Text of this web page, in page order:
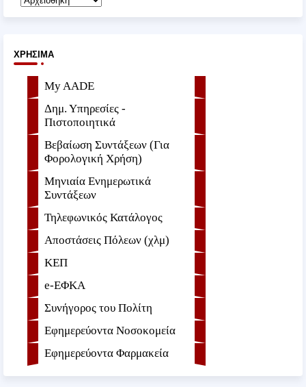
ΧΡΉΣΙΜΑ
My AADE
Δημ. Υπηρεσίες -
Πιστοποιητικά
Βεβαίωση Συντάξεων (Για
Φορολογική Χρήση)
Μηνιαία Ενημερωτικά
Συντάξεων
Τηλεφωνικός Κατάλογος
Αποστάσεις Πόλεων (χλμ)
ΚΕΠ
e-ΕΦKA
Συνήγορος του Πολίτη
Εφημερεύοντα Νοσοκομεία
Εφημερεύοντα Φαρμακεία